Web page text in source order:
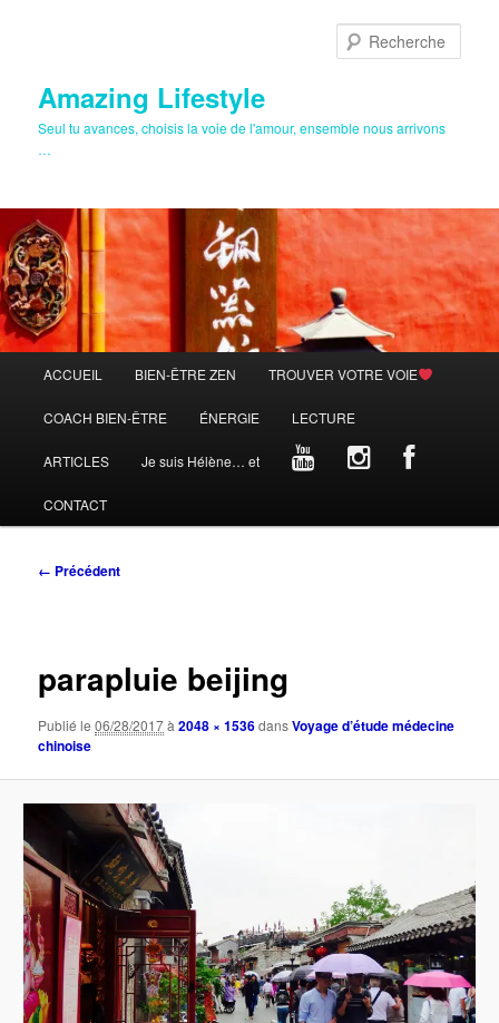
Amazing Lifestyle
Seul tu avances, choisis la voie de l'amour, ensemble nous arrivons
…
principal
ACCUEIL BIEN-ÊTRE ZEN TROUVER VOTRE VOIE
COACH BIEN-ÊTRE ÉNERGIE LECTURE
ARTICLES Je suis Hélène… et
CONTACT
Navigation
← Précédent
parapluie beijing
Publié le06/28/2017à2048 × 1536dansVoyage d’étude médecine
chinoise